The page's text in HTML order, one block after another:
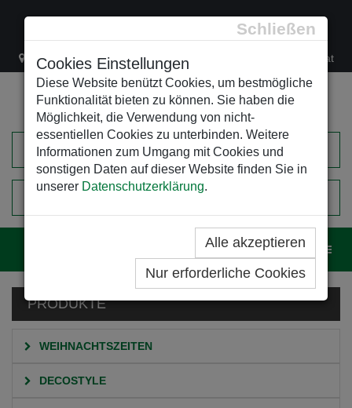
Schließen
Cookies Einstellungen
Diese Website benützt Cookies, um bestmögliche
Funktionalität bieten zu können. Sie haben die
Möglichkeit, die Verwendung von nicht-
essentiellen Cookies zu unterbinden. Weitere
Informationen zum Umgang mit Cookies und
sonstigen Daten auf dieser Website finden Sie in
unserer Datenschutzerklärung.
Alle akzeptieren
Nur erforderliche Cookies
Lacknergasse 78 +43/1/470 37 00 office@leso.at
EINKAUFSWAGEN
PRODUKTE
WEIHNACHTSZEITEN
DECOSTYLE